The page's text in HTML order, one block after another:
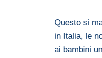
Questo si
in Italia, le
ai bambini